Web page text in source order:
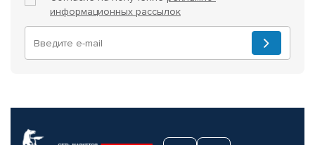
информационных рассылок